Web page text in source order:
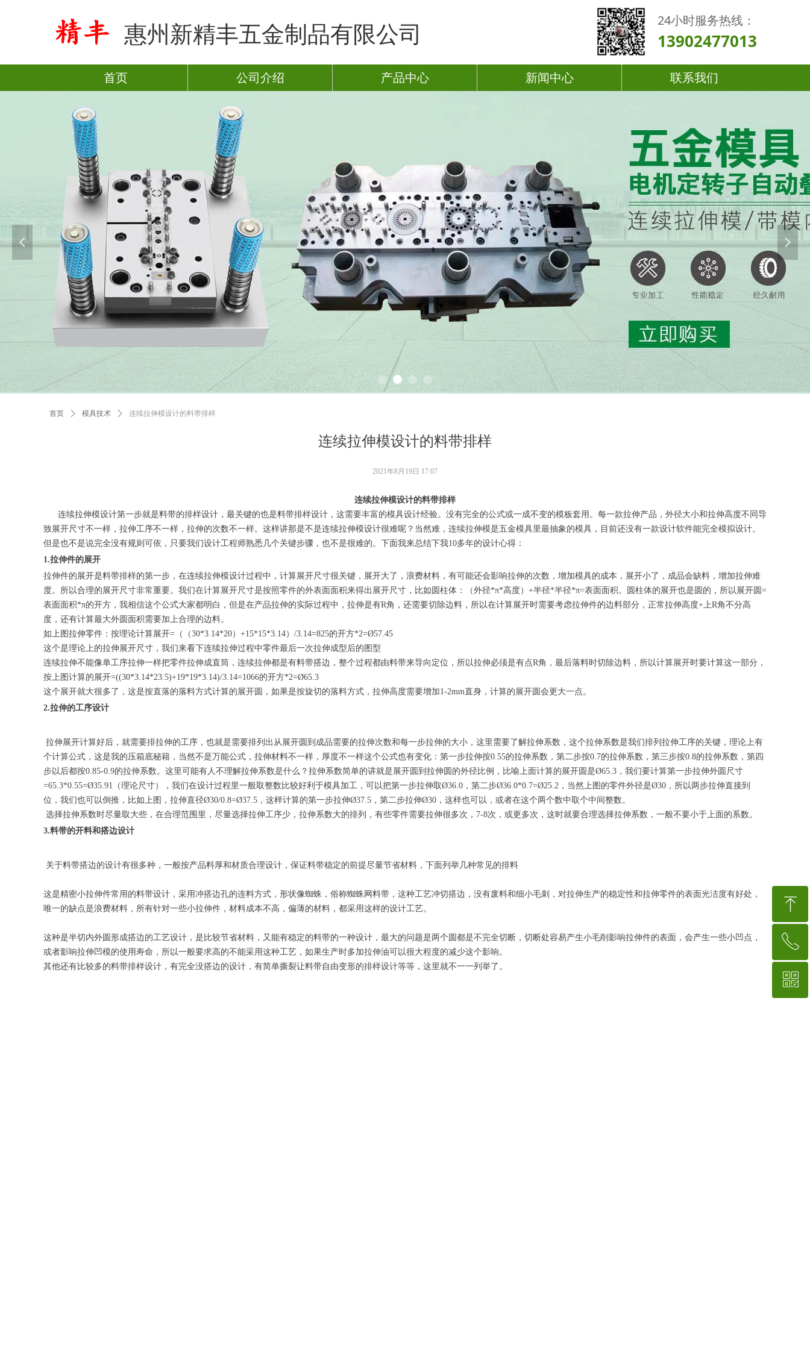
넳 넲
惠州新精丰五金制品有限公司
24小时服务热线：
13902477013
首页 公司介绍 产品中心 新闻中心 联系我们
连续拉伸模设计的料带排样
首页 ꄲ 模具技术 ꄲ 连续拉伸模设计的料带排样
连续拉伸模设计的料带排样
连续拉伸模设计第一步就是料带的排样设计，最关键的也是料带排样设计，这需要丰富的模具设计经验。没有完全的公式或一成不变的模板套用。每一款拉伸产品，外径大小和拉伸高度不同导
致展开尺寸不一样，拉伸工序不一样，拉伸的次数不一样。这样讲那是不是连续拉伸模设计很难呢？当然难，连续拉伸模是五金模具里最抽象的模具，目前还没有一款设计软件能完全模拟设计。
但是也不是说完全没有规则可依，只要我们设计工程师熟悉几个关键步骤，也不是很难的。下面我来总结下我10多年的设计心得：
1.拉伸件的展开
拉伸件的展开是料带排样的第一步，在连续拉伸模设计过程中，计算展开尺寸很关键，展开大了，浪费材料，有可能还会影响拉伸的次数，增加模具的成本，展开小了，成品会缺料，增加拉伸难
度。所以合理的展开尺寸非常重要。我们在计算展开尺寸是按照零件的外表面面积来得出展开尺寸，比如圆柱体：（外径*π*高度）+半径*半径*π=表面面积。圆柱体的展开也是圆的，所以展开圆=
表面面积*π的开方，我相信这个公式大家都明白，但是在产品拉伸的实际过程中，拉伸是有R角，还需要切除边料，所以在计算展开时需要考虑拉伸件的边料部分，正常拉伸高度+上R角不分高
度，还有计算最大外圆面积需要加上合理的边料。
如上图拉伸零件：按理论计算展开=（（30*3.14*20）+15*15*3.14）/3.14=825的开方*2=Ø57.45
这个是理论上的拉伸展开尺寸，我们来看下连续拉伸过程中零件最后一次拉伸成型后的图型
连续拉伸不能像单工序拉伸一样把零件拉伸成直筒，连续拉伸都是有料带搭边，整个过程都由料带来导向定位，所以拉伸必须是有点R角，最后落料时切除边料，所以计算展开时要计算这一部分，
按上图计算的展开=((30*3.14*23.5)+19*19*3.14)/3.14=1066的开方*2=Ø65.3
这个展开就大很多了，这是按直落的落料方式计算的展开圆，如果是按旋切的落料方式，拉伸高度需要增加1-2mm直身，计算的展开圆会更大一点。
2.拉伸的工序设计
拉伸展开计算好后，就需要排拉伸的工序，也就是需要排列出从展开圆到成品需要的拉伸次数和每一步拉伸的大小，这里需要了解拉伸系数，这个拉伸系数是我们排列拉伸工序的关键，理论上有
个计算公式，这是我的压箱底秘籍，当然不是万能公式，拉伸材料不一样，厚度不一样这个公式也有变化：第一步拉伸按0.55的拉伸系数，第二步按0.7的拉伸系数，第三步按0.8的拉伸系数，第四
步以后都按0.85-0.9的拉伸系数。这里可能有人不理解拉伸系数是什么？拉伸系数简单的讲就是展开圆到拉伸圆的外径比例，比喻上面计算的展开圆是Ø65.3，我们要计算第一步拉伸外圆尺寸
=65.3*0.55=Ø35.91（理论尺寸），我们在设计过程里一般取整数比较好利于模具加工，可以把第一步拉伸取Ø36.0，第二步Ø36.0*0.7=Ø25.2，当然上图的零件外径是Ø30，所以两步拉伸直接到
位，我们也可以倒推，比如上图，拉伸直径Ø30/0.8=Ø37.5，这样计算的第一步拉伸Ø37.5，第二步拉伸Ø30，这样也可以，或者在这个两个数中取个中间整数。
选择拉伸系数时尽量取大些，在合理范围里，尽量选择拉伸工序少，拉伸系数大的排列，有些零件需要拉伸很多次，7-8次，或更多次，这时就要合理选择拉伸系数，一般不要小于上面的系数。
3.料带的开料和搭边设计
关于料带搭边的设计有很多种，一般按产品料厚和材质合理设计，保证料带稳定的前提尽量节省材料，下面列举几种常见的排料
这是精密小拉伸件常用的料带设计，采用冲搭边孔的连料方式，形状像蜘蛛，俗称蜘蛛网料带，这种工艺冲切搭边，没有废料和细小毛刺，对拉伸生产的稳定性和拉伸零件的表面光洁度有好处，
唯一的缺点是浪费材料，所有针对一些小拉伸件，材料成本不高，偏薄的材料，都采用这样的设计工艺。
这种是半切内外圆形成搭边的工艺设计，是比较节省材料，又能有稳定的料带的一种设计，最大的问题是两个圆都是不完全切断，切断处容易产生小毛削影响拉伸件的表面，会产生一些小凹点，
或者影响拉伸凹模的使用寿命，所以一般要求高的不能采用这种工艺，如果生产时多加拉伸油可以很大程度的减少这个影响。
其他还有比较多的料带排样设计，有完全没搭边的设计，有简单撕裂让料带自由变形的排样设计等等，这里就不一一列举了。
2021年8月19日 17:07
ꁸ
回到顶部
ꂅ
15767554018
ꀥ